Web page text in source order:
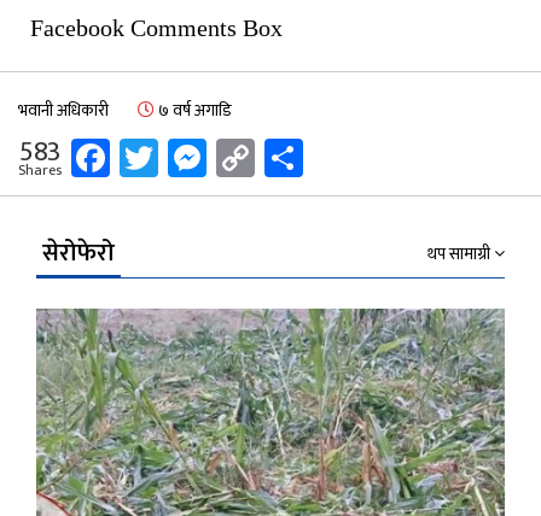
Facebook Comments Box
भवानी अधिकारी ७ वर्ष अगाडि
583
Shares Facebook
Twitter
Messenger
Copy
Link
सेरोफेरो थप सामाग्री